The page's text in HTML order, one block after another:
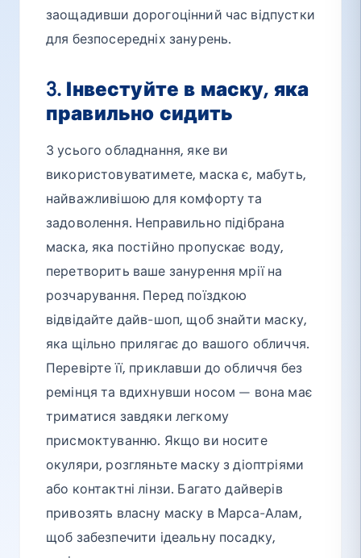
заощадивши дорогоцінний час відпустки
для безпосередніх занурень.
3. Інвестуйте в маску, яка
правильно сидить
З усього обладнання, яке ви
використовуватимете, маска є, мабуть,
найважливішою для комфорту та
задоволення. Неправильно підібрана
маска, яка постійно пропускає воду,
перетворить ваше занурення мрії на
розчарування. Перед поїздкою
відвідайте дайв-шоп, щоб знайти маску,
яка щільно прилягає до вашого обличчя.
Перевірте її, приклавши до обличчя без
ремінця та вдихнувши носом — вона має
триматися завдяки легкому
присмоктуванню. Якщо ви носите
окуляри, розгляньте маску з діоптріями
або контактні лінзи. Багато дайверів
привозять власну маску в Марса-Алам,
щоб забезпечити ідеальну посадку,